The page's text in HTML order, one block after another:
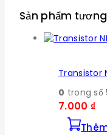
Sản phẩm
Transistor
0 trong số
7.000 ₫